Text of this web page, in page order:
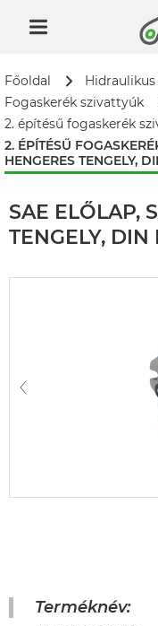
Főoldal
Fogaskerék szivattyúk
2. építésű fogaskerék
2. ÉPÍTÉSŰ
HENGERES TENGELY,
SAE ELŐLAP,
TENGELY,
Terméknév: